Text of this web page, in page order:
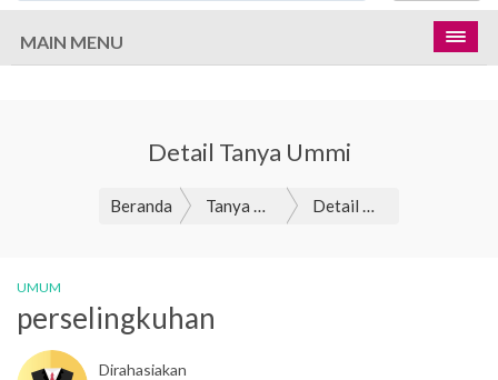
MAIN MENU
Detail Tanya Ummi
Beranda Tanya Ummi Detail Tanya Ummi
UMUM
perselingkuhan
Dirahasiakan